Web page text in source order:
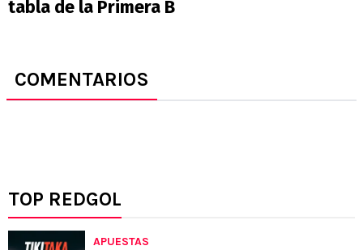
tabla de la Primera B
COMENTARIOS
TOP REDGOL
APUESTAS